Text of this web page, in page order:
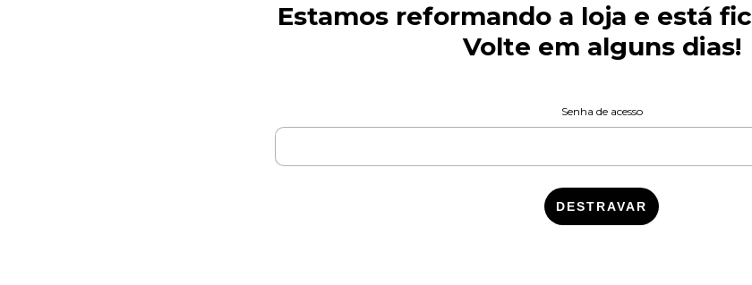
Estamos reformando a loja e está
Volte em alguns dias!
Senha de acesso
DESTRAVAR